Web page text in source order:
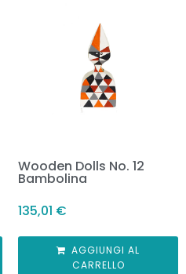
Wooden Dolls No. 12
Bambolina
135,01 €
AGGIUNGI AL
CARRELLO